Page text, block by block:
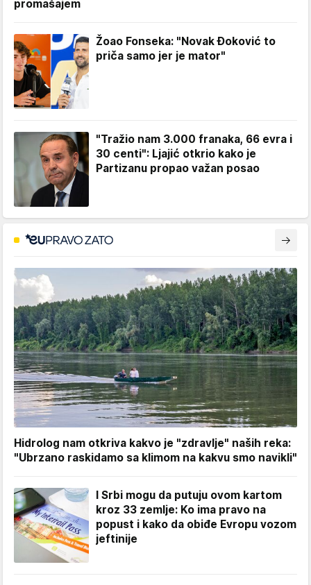
promašajem
Žoao Fonseka: "Novak Đoković to
priča samo jer je mator"
"Tražio nam 3.000 franaka, 66 evra i
30 centi": Ljajić otkrio kako je
Partizanu propao važan posao
Hidrolog nam otkriva kakvo je "zdravlje" naših reka:
"Ubrzano raskidamo sa klimom na kakvu smo navikli"
I Srbi mogu da putuju ovom kartom
kroz 33 zemlje: Ko ima pravo na
popust i kako da obiđe Evropu vozom
jeftinije